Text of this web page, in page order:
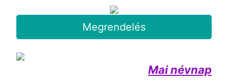
Megrendelés
Mai névnap